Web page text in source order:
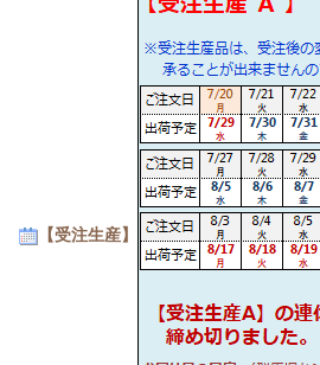
【受注生産】